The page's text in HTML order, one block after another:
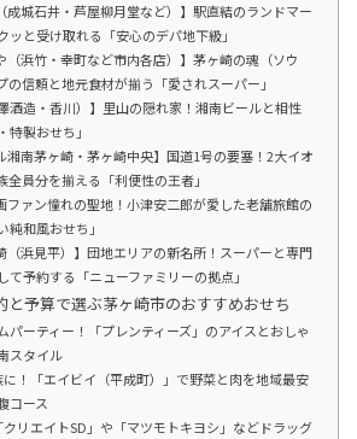
成城石井・芦屋柳月堂など）】駅直結のランドマー
ッと受け取れる「安心のデパ地下級」
（浜竹・幸町など市内各店）】茅ヶ崎の魂（ソウ
の信頼と地元食材が揃う「愛されスーパー」
酒造・香川）】里山の隠れ家！湘南ビールと相性
特製おせち」
湘南茅ヶ崎・茅ヶ崎中央】国道1号の要塞！2大イオ
全員分を揃える「利便性の王者」
ファン憧れの聖地！小津安二郎が愛した老舗旅館の
純和風おせち」
（浜見平）】団地エリアの新名所！スーパーと専門
て予約する「ニューファミリーの拠点」
と予算で選ぶ茅ヶ崎市のおすすめおせち
パーティー！「プレンティーズ」のアイスとおしゃ
スタイル
！「エイビイ（平成町）」で野菜と肉を地域最安
コース
リエイトSD」や「マツモトキヨシ」などドラッグ